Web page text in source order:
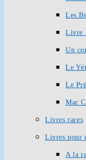
Les
Livre
Un
Le
Le
Mac
Livres rares
Livres pour
A la